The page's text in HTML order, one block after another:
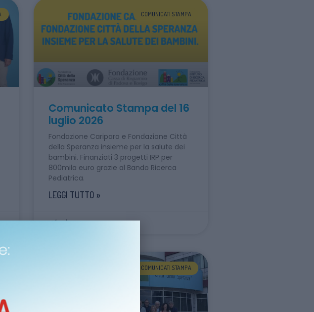
COMUNICATI STAMPA
Comunicato Stampa del 16
luglio 2026
Fondazione Cariparo e Fondazione Città
della Speranza insieme per la salute dei
bambini. Finanziati 3 progetti IRP per
800mila euro grazie al Bando Ricerca
Pediatrica.
LEGGI TUTTO »
21/07/2026
COMUNICATI STAMPA